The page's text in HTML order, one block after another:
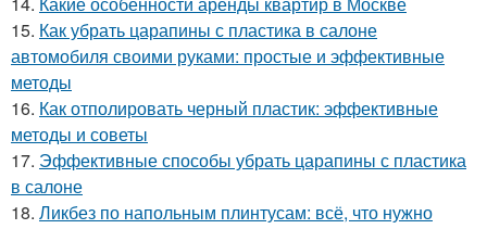
15. Как убрать царапины с пластика в салоне
автомобиля своими руками: простые и эффективные
методы
16. Как отполировать черный пластик: эффективные
методы и советы
17. Эффективные способы убрать царапины с пластика
в салоне
18. Ликбез по напольным плинтусам: всё, что нужно